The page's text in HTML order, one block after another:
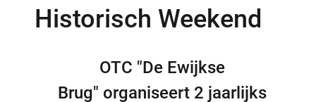
Historisch Weekend
OTC "De Ewijkse
Brug" organiseert 2 jaarlijks